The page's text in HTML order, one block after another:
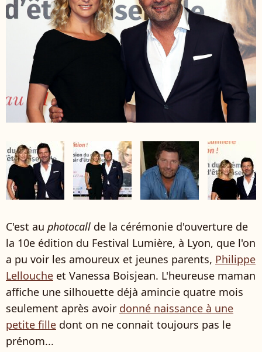
C'est au photocall de la cérémonie d'ouverture de
la 10e édition du Festival Lumière, à Lyon, que l'on
a pu voir les amoureux et jeunes parents, Philippe
Lellouche et Vanessa Boisjean. L'heureuse maman
affiche une silhouette déjà amincie quatre mois
seulement après avoir donné naissance à une
petite fille dont on ne connait toujours pas le
prénom...